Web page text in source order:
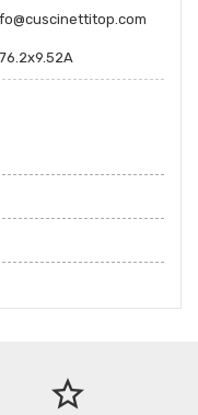
star_border